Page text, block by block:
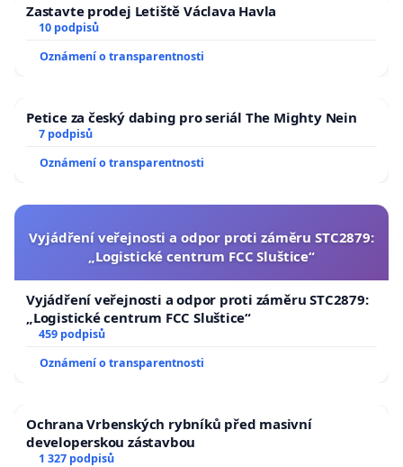
Zastavte prodej Letiště Václava Havla
10 podpisů
Oznámení o transparentnosti
Petice za český dabing pro seriál The Mighty Nein
7 podpisů
Oznámení o transparentnosti
Vyjádření veřejnosti a odpor proti záměru STC2879:
„Logistické centrum FCC Sluštice“
Vyjádření veřejnosti a odpor proti záměru STC2879:
„Logistické centrum FCC Sluštice“
459 podpisů
Oznámení o transparentnosti
Ochrana Vrbenských rybníků před masivní
developerskou zástavbou
1 327 podpisů